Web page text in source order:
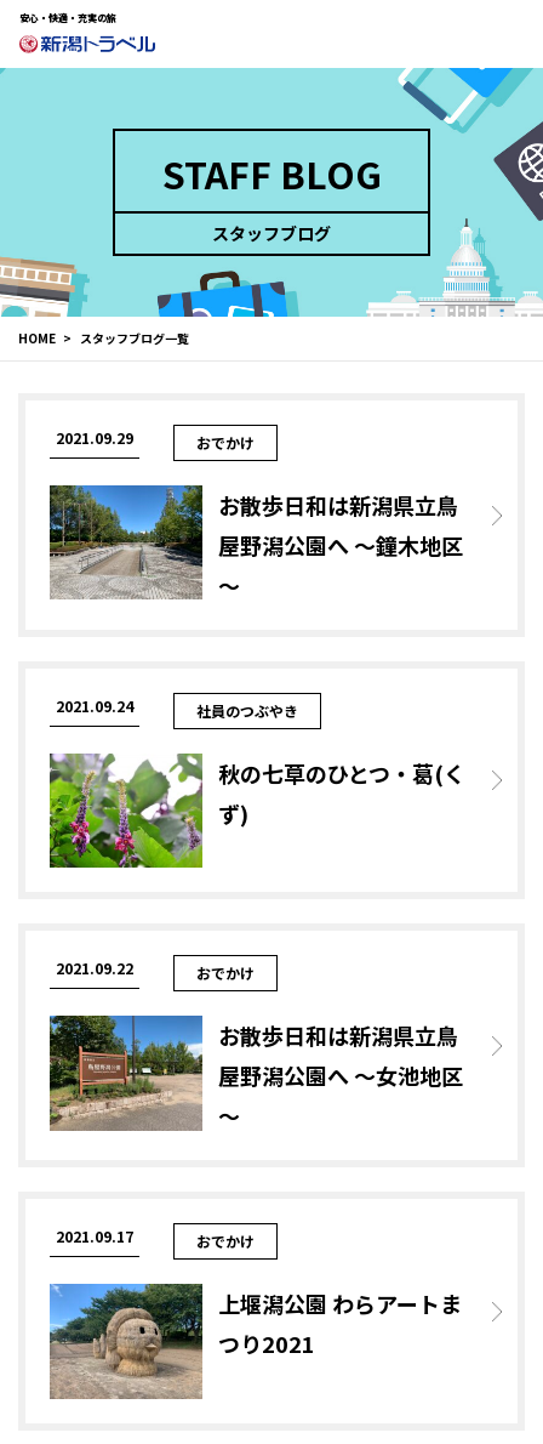
安心・快適・充実の旅
STAFF BLOG
スタッフブログ
HOME スタッフブログ一覧
2021.09.29 おでかけ
お散歩日和は新潟県立鳥
屋野潟公園へ ～鐘木地区
～
2021.09.24 社員のつぶやき
秋の七草のひとつ・葛(く
ず)
2021.09.22 おでかけ
お散歩日和は新潟県立鳥
屋野潟公園へ ～女池地区
～
2021.09.17 おでかけ
上堰潟公園 わらアートま
つり2021